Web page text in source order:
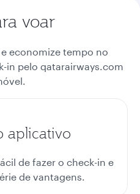
voar
economize tempo no
in pelo qatarairways.com
aplicativo
de fazer o check-in e
de vantagens.